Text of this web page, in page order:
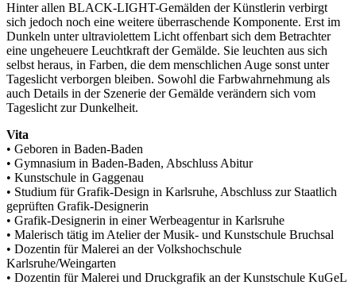
Hinter allen BLACK-LIGHT-Gemälden der Künstlerin verbirgt
sich jedoch noch eine weitere überraschende Komponente. Erst im
Dunkeln unter ultraviolettem Licht offenbart sich dem Betrachter
eine ungeheuere Leuchtkraft der Gemälde. Sie leuchten aus sich
selbst heraus, in Farben, die dem menschlichen Auge sonst unter
Tageslicht verborgen bleiben. Sowohl die Farbwahrnehmung als
auch Details in der Szenerie der Gemälde verändern sich vom
Tageslicht zur Dunkelheit.
Vita
• Geboren in Baden-Baden
• Gymnasium in Baden-Baden, Abschluss Abitur
• Kunstschule in Gaggenau
• Studium für Grafik-Design in Karlsruhe, Abschluss zur Staatlich
geprüften Grafik-Designerin
• Grafik-Designerin in einer Werbeagentur in Karlsruhe
• Malerisch tätig im Atelier der Musik- und Kunstschule Bruchsal
• Dozentin für Malerei an der Volkshochschule
Karlsruhe/Weingarten
• Dozentin für Malerei und Druckgrafik an der Kunstschule KuGeL